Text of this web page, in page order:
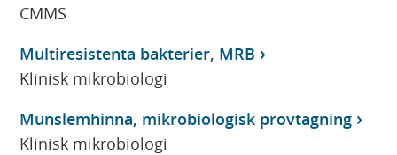
CMMS
Multiresistenta bakterier, MRB
Klinisk mikrobiologi
Munslemhinna, mikrobiologisk provtagning
Klinisk mikrobiologi